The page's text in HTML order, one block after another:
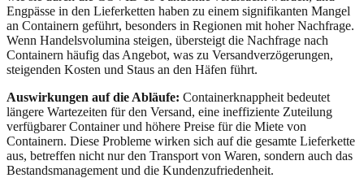
Engpässe in den Lieferketten haben zu einem signifikanten Mangel
an Containern geführt, besonders in Regionen mit hoher Nachfrage.
Wenn Handelsvolumina steigen, übersteigt die Nachfrage nach
Containern häufig das Angebot, was zu Versandverzögerungen,
steigenden Kosten und Staus an den Häfen führt.
Auswirkungen auf die Abläufe: Containerknappheit bedeutet
längere Wartezeiten für den Versand, eine ineffiziente Zuteilung
verfügbarer Container und höhere Preise für die Miete von
Containern. Diese Probleme wirken sich auf die gesamte Lieferkette
aus, betreffen nicht nur den Transport von Waren, sondern auch das
Bestandsmanagement und die Kundenzufriedenheit.